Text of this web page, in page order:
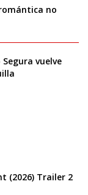
no
vuelve
(2026) Trailer 2